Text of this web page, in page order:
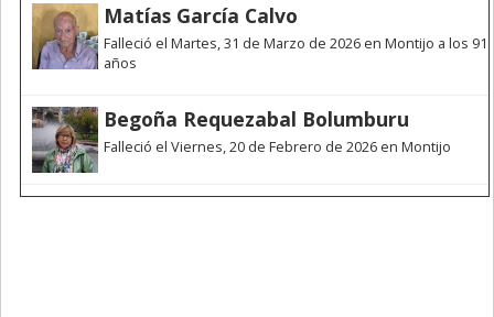
Matías García Calvo
Falleció el Martes, 31 de Marzo de 2026 en Montijo a los 91
años
Begoña Requezabal Bolumburu
Falleció el Viernes, 20 de Febrero de 2026 en Montijo